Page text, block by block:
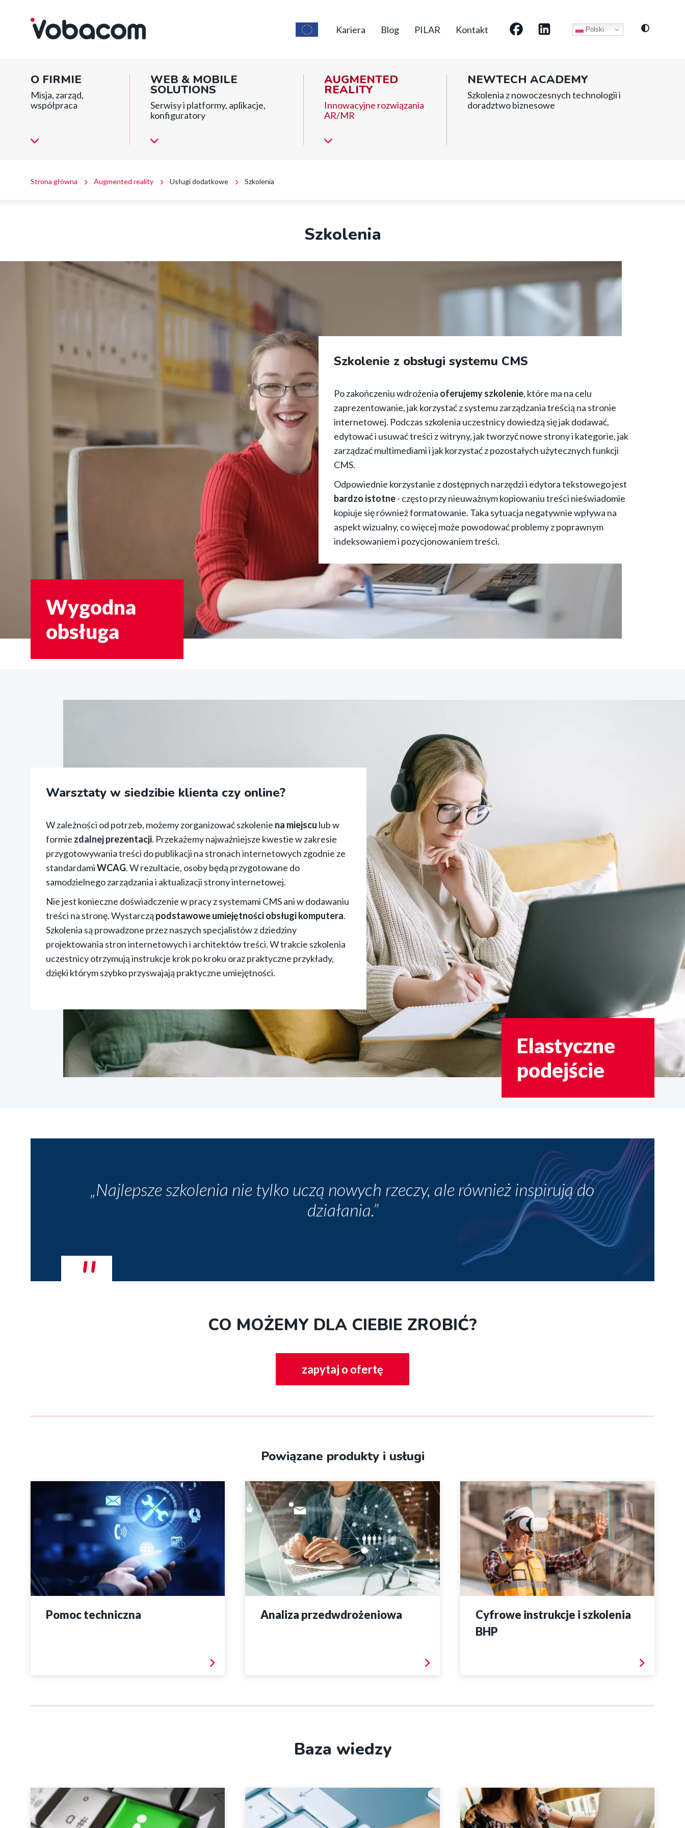
Szkolenia
VOBACOM
firm
instytucji
Przejdź
menu
Przejdź
treści
Przejdź
stopki
short
Kariera Blog PILAR Kontakt
Social
Polski
Main
menu
block
O FIRMIE
Misja, zarząd,
współpraca
WEB & MOBILE
SOLUTIONS
Serwisy i platformy, aplikacje,
konfiguratory
AUGMENTED
REALITY
Innowacyjne rozwiązania
AR/MR
NEWTECH ACADEMY
Szkolenia z nowoczesnych technologii i
doradztwo biznesowe
Ścieżka
Strona główna Augmented reality Usługi dodatkowe Szkolenia
Szkolenia
Wygodna
obsługa
Szkolenie z obsługi systemu CMS
Po zakończeniu wdrożenia oferujemy szkolenie, które ma na celu
zaprezentowanie, jak korzystać z systemu zarządzania treścią na stronie
internetowej. Podczas szkolenia uczestnicy dowiedzą się jak dodawać,
edytować i usuwać treści z witryny, jak tworzyć nowe strony i kategorie, jak
zarządzać multimediami i jak korzystać z pozostałych użytecznych funkcji
CMS.
Odpowiednie korzystanie z dostępnych narzędzi i edytora tekstowego jest
bardzo istotne- często przy nieuważnym kopiowaniu treści nieświadomie
kopiuje się również formatowanie. Taka sytuacja negatywnie wpływa na
aspekt wizualny, co więcej może powodować problemy z poprawnym
indeksowaniem i pozycjonowaniem treści.
Warsztaty w siedzibie klienta czy online?
W zależności od potrzeb, możemy zorganizować szkolenie na miejscu lub w
formie zdalnej prezentacji. Przekażemy najważniejsze kwestie w zakresie
przygotowywania treści do publikacji na stronach internetowych zgodnie ze
standardamiWCAG. W rezultacie, osoby będą przygotowane do
samodzielnego zarządzania i aktualizacji strony internetowej.
Nie jest konieczne doświadczenie w pracy z systemami CMS ani w dodawaniu
treści na stronę. Wystarczą podstawowe umiejętności obsługi komputera.
Szkolenia są prowadzone przez naszych specjalistów z dziedziny
projektowania stron internetowych i architektów treści. W trakcie szkolenia
uczestnicy otrzymują instrukcje krok po kroku oraz praktyczne przykłady,
dzięki którym szybko przyswajają praktyczne umiejętności.
Elastyczne
podejście
Najlepsze szkolenia nie tylko uczą nowych rzeczy, ale również inspirują do
działania.
CO MOŻEMY DLA CIEBIE ZROBIĆ?
zapytaj o ofertę
Powiązane produkty i usługi
Pomoc techniczna Analiza przedwdrożeniowa
Cyfrowe instrukcje i szkolenia
BHP
Baza wiedzy